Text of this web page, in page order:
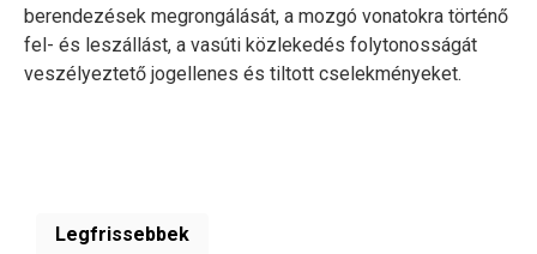
berendezések megrongálását, a mozgó vonatokra történő
fel- és leszállást, a vasúti közlekedés folytonosságát
veszélyeztető jogellenes és tiltott cselekményeket.
Legfrissebbek